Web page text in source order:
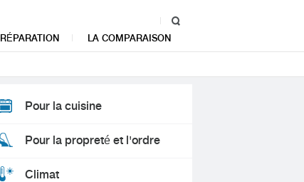
RÉPARATION LA COMPARAISON
Pour la cuisine
Pour la propreté et l'ordre
Climat